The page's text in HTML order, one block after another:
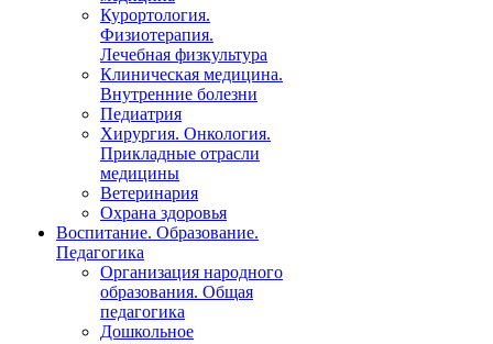
Курортология.
Физиотерапия.
Лечебная физкультура
Клиническая медицина.
Внутренние болезни
Педиатрия
Хирургия. Онкология.
Прикладные отрасли
медицины
Ветеринария
Охрана здоровья
Воспитание. Образование.
Педагогика
Организация народного
образования. Общая
педагогика
Дошкольное